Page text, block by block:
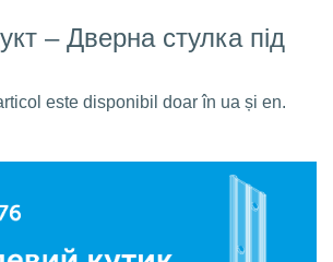
– Дверна стулка під
este disponibil doar în ua și en.